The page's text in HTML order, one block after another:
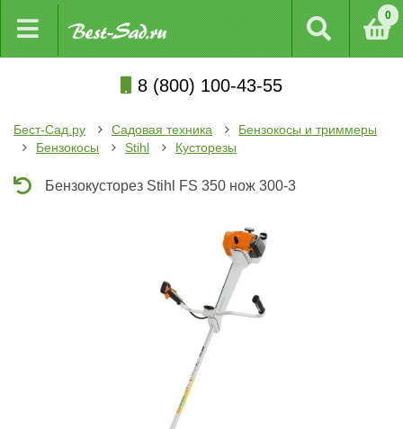
0
8 (800) 100-43-55
Бест-Сад.ру Садовая техника
Бензокосы и триммеры
Бензокосы
Stihl Кусторезы
Бензокусторез Stihl FS 350 нож 300-3